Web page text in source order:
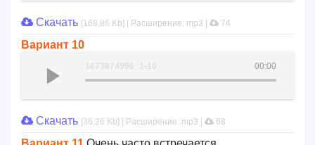
Скачать [168,86 Kb] | Расширение: mp3 | 74
Вариант 10
00:00
1673874996_1-10
Скачать [36,26 Kb] | Расширение: mp3 | 68